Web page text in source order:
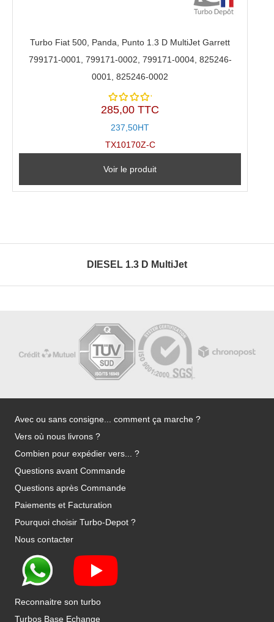
Turbo Fiat 500, Panda, Punto 1.3 D MultiJet Garrett
799171-0001, 799171-0002, 799171-0004, 825246-
0001, 825246-0002
Note
5
285,00 TTC
237,50HT
TX10170Z-C
Voir le produit
DIESEL 1.3 D MultiJet
Avec ou sans consigne... comment ça marche ?
Vers où nous livrons ?
Combien pour expédier vers... ?
Questions avant Commande
Questions après Commande
Paiements et Facturation
Pourquoi choisir Turbo-Depot ?
Nous contacter
Reconnaitre son turbo
Turbos Base Echange